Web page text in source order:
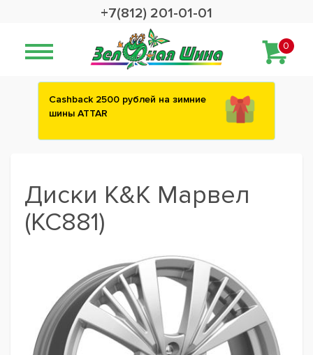
+7(812) 201-01-01
0
Сashback 2500 рублей на зимние
шины ATTAR
Диски K&K Марвел
(КС881)